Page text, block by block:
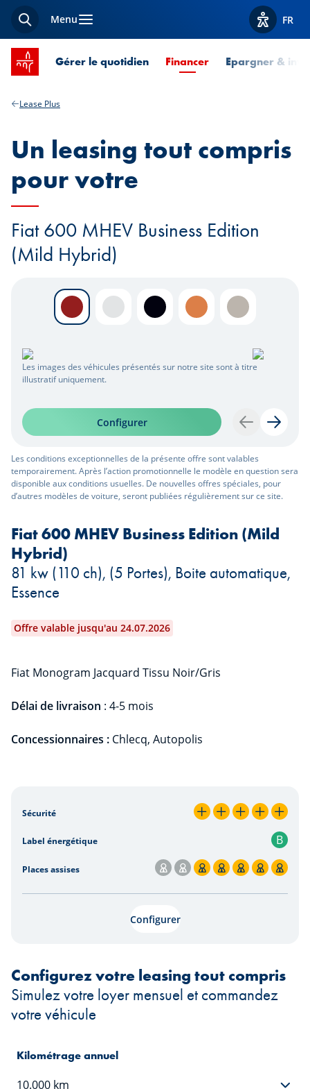
Recherche
Menu Afficher
FR
Accueil SPUERKEESS
Gérer le quotidien FinancerPage courante
Epargner &
Lease Plus
Un leasing tout compris
pour votre
Fiat 600 MHEV Business Edition
(Mild Hybrid)
Rosso PastelloBianco PastelloNero PastelloArancio Sabbia
Configurer Retour
Les images des véhicules présentés sur notre site sont à titre
illustratif uniquement.
Les conditions exceptionnelles de la présente offre sont valables
temporairement. Après l’action promotionnelle le modèle en question sera
disponible aux conditions usuelles. De nouvelles offres spéciales, pour
d’autres modèles de voiture, seront publiées régulièrement sur ce site.
Fiat 600 MHEV Business Edition (Mild
Hybrid)
81 kw (110 ch), (5 Portes), Boite automatique,
Essence
Offre valable jusqu'au 24.07.2026
Fiat Monogram Jacquard Tissu Noir/Gris
Délai de livraison : 4-5 mois
Concessionnaires : Chlecq, Autopolis
Sécurité 5 / 5
Label énergétique B
Places assises 5 / 7
Configurer
Configurez votre leasing tout compris
Simulez votre loyer mensuel et commandez
votre véhicule
Kilométrage annuel